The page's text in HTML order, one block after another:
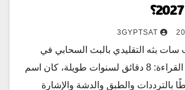
3GYPTSAT
بثه التقليدي بالبث السحابي في
وقت القراءة: 8 دقائق لسنوات طويلة، كان اسم
والطبق والدشة والإشارة